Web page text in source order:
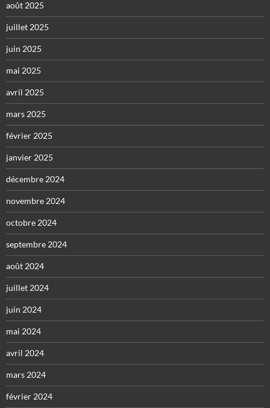
août 2025
juillet 2025
juin 2025
mai 2025
avril 2025
mars 2025
février 2025
janvier 2025
décembre 2024
novembre 2024
octobre 2024
septembre 2024
août 2024
juillet 2024
juin 2024
mai 2024
avril 2024
mars 2024
février 2024